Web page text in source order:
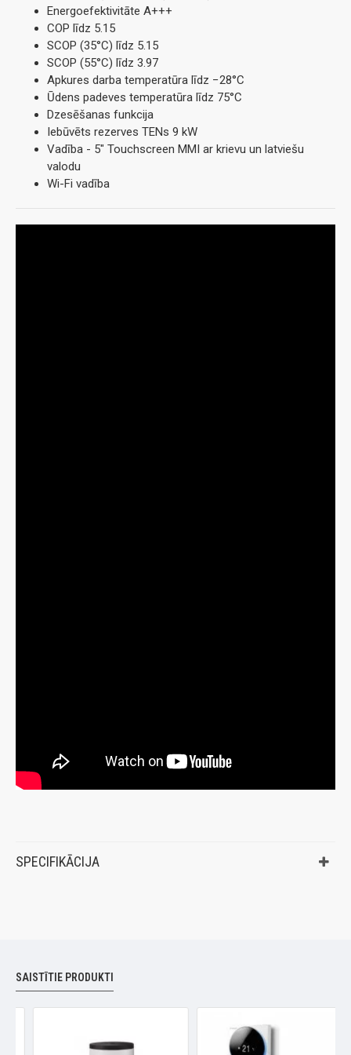
Energoefektivitāte A+++
COP līdz 5.15
SCOP (35°C) līdz 5.15
SCOP (55°C) līdz 3.97
Apkures darba temperatūra līdz −28°C
Ūdens padeves temperatūra līdz 75°C
Dzesēšanas funkcija
Iebūvēts rezerves TENs 9 kW
Vadība - 5" Touchscreen MMI ar krievu un latviešu
valodu
Wi-Fi vadība
SPECIFIKĀCIJA
SAISTĪTIE PRODUKTI